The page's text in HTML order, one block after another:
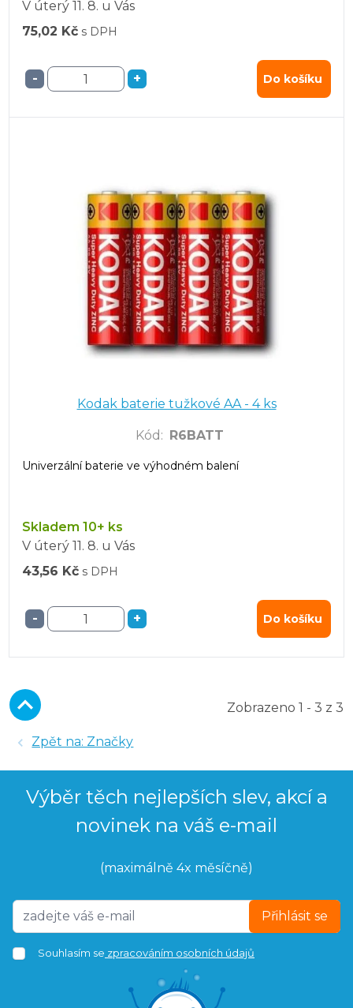
V úterý 11. 8. u Vás
75,02 Kč s DPH
- + Do košíku
Kodak baterie tužkové AA - 4 ks
Kód : R6BATT
Univerzální baterie ve výhodném balení
Skladem 10+ ks
V úterý 11. 8. u Vás
43,56 Kč s DPH
- + Do košíku
Zobrazeno 1 - 3 z 3
Zpět na: Značky
Výběr těch nejlepších slev, akcí a
novinek na váš e-mail
(maximálně 4x měsíčně)
Přihlásit se
Souhlasím se zpracováním osobních údajů